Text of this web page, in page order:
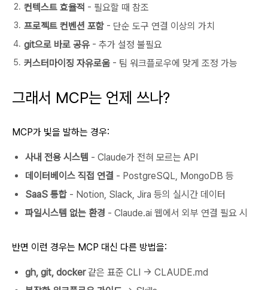
컨텍스트 효율적 - 필요할 때 참조
프로젝트 컨벤션 포함 - 단순 도구 연결 이상의 가치
git으로 바로 공유 - 추가 설정 불필요
커스터마이징 자유로움 - 팀 워크플로우에 맞게 조정 가능
그래서 MCP는 언제 쓰나?
MCP가 빛을 발하는 경우:
사내 전용 시스템 - Claude가 전혀 모르는 API
데이터베이스 직접 연결 - PostgreSQL, MongoDB 등
SaaS 통합 - Notion, Slack, Jira 등의 실시간 데이터
파일시스템 없는 환경 - Claude.ai 웹에서 외부 연결 필요 시
반면 이런 경우는 MCP 대신 다른 방법을:
gh, git, docker 같은 표준 CLI → CLAUDE.md